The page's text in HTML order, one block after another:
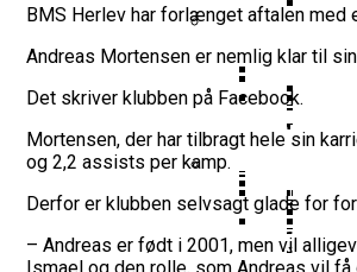
Video:
College
Bakken
Bakken
EuroCup
Interview
Emilie
Torsdag
FIBA
VM
Olympiske
Øvrig dansk
BMS Herlev har forlænget aftalen
Andreas Mortensen er nemlig klar til
Det skriver klubben på Facebook.
Mortensen, der har tilbragt hele sin
og 2,2 assists per kamp.
Derfor er klubben selvsagt glade for
– Andreas er født i 2001, men vil
Ismael og den rolle, som Andreas vil